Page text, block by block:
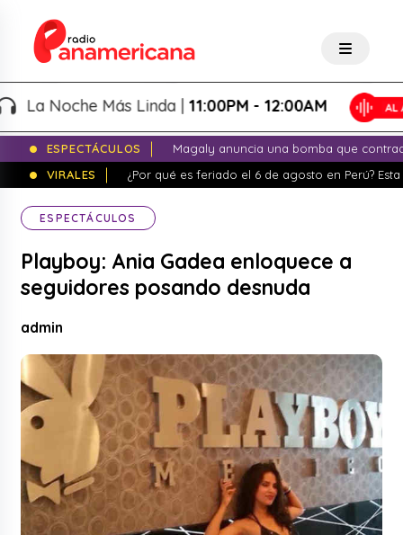
Noche Más Linda |11:00PM - 12:00AM
ESPECTÁCULOS
Magaly anuncia una bomba que
VIRALES
¿Por qué es feriado el 6 de agosto en Perú?
ESPECTÁCULOS
Playboy: Ania Gadea enloquece a
seguidores posando desnuda
admin